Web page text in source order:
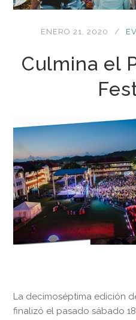
ENERO 21, 2020
Culmina el
La decimoséptima edición
finalizó el pasado sábado